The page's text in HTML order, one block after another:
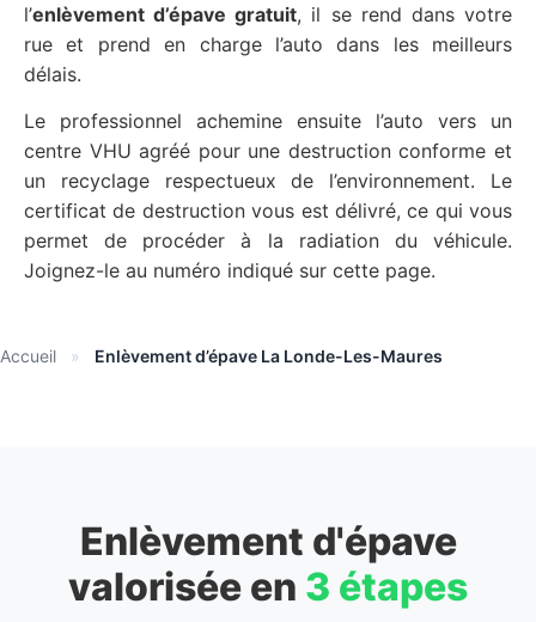
l’enlèvement d’épave gratuit, il se rend dans votre
rue et prend en charge l’auto dans les meilleurs
délais.
Le professionnel achemine ensuite l’auto vers un
centre VHU agréé pour une destruction conforme et
un recyclage respectueux de l’environnement. Le
certificat de destruction vous est délivré, ce qui vous
permet de procéder à la radiation du véhicule.
Joignez-le au numéro indiqué sur cette page.
Accueil » Enlèvement d’épave La Londe-Les-Maures
Enlèvement d'épave
valorisée en 3 étapes